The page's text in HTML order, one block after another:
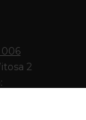
006
2